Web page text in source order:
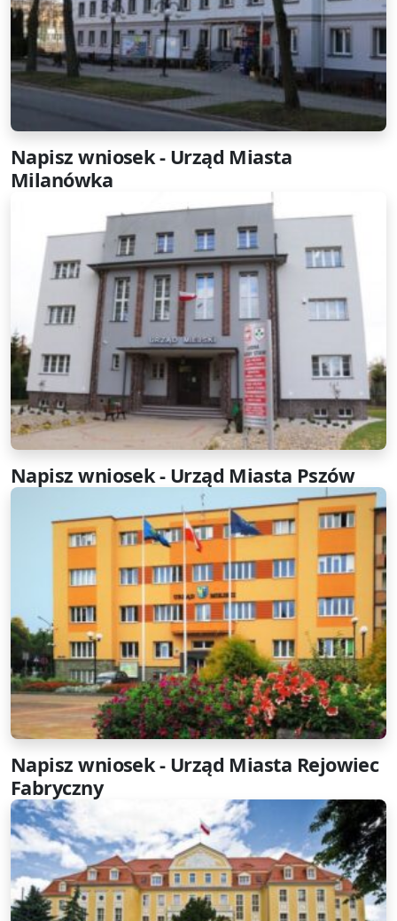
Napisz wniosek - Urząd Miasta
Milanówka
Napisz wniosek - Urząd Miasta Pszów
Napisz wniosek - Urząd Miasta Rejowiec
Fabryczny